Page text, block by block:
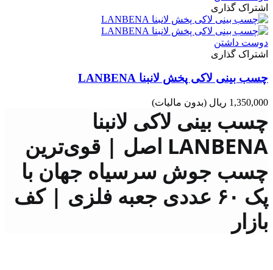
اشتراک گذاری
دوست داشتن
اشتراک گذاری
چسب بینی لاکی پخش لانبنا LANBENA
1,350,000 ریال (بدون مالیات)
چسب بینی لاکی لانبنا
LANBENA اصل | قوی‌ترین
چسب جوش سرسیاه جهان با
پک ۶۰ عددی جعبه فلزی | کف
بازار